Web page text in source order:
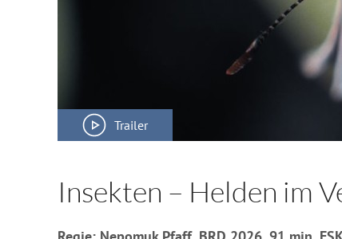
Trailer
Insekten – Helden im